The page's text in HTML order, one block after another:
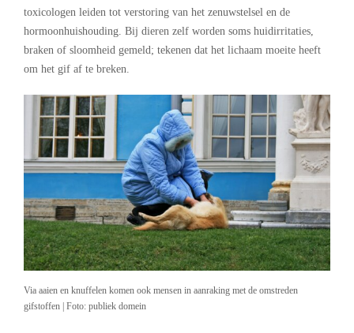
toxicologen leiden tot verstoring van het zenuwstelsel en de
hormoonhuishouding. Bij dieren zelf worden soms huidirritaties,
braken of sloomheid gemeld; tekenen dat het lichaam moeite heeft
om het gif af te breken.
Via aaien en knuffelen komen ook mensen in aanraking met de omstreden
gifstoffen | Foto: publiek domein